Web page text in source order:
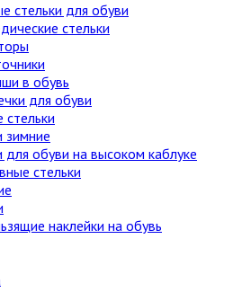
стельки для обуви
стельки
в обувь
для обуви
стельки
зимние
для обуви на высоком каблуке
стельки
наклейки на обувь